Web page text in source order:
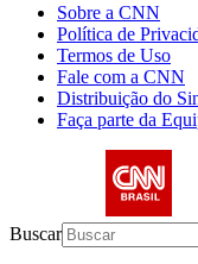
Sobre a CNN
Política de
Termos de Uso
Fale com a CNN
Distribuição do
Faça parte da
Buscar